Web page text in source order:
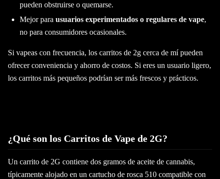
pueden obstruirse o quemarse.
Mejor para usuarios experimentados o regulares de vape,
no para consumidores ocasionales.
Si vapeas con frecuencia, los carritos de 2g cerca de mí pueden
ofrecer conveniencia y ahorro de costos. Si eres un usuario ligero,
los carritos más pequeños podrían ser más frescos y prácticos.
¿Qué son los Carritos de Vape de 2G?
Un carrito de 2G contiene dos gramos de aceite de cannabis,
típicamente alojado en un cartucho de rosca 510 compatible con